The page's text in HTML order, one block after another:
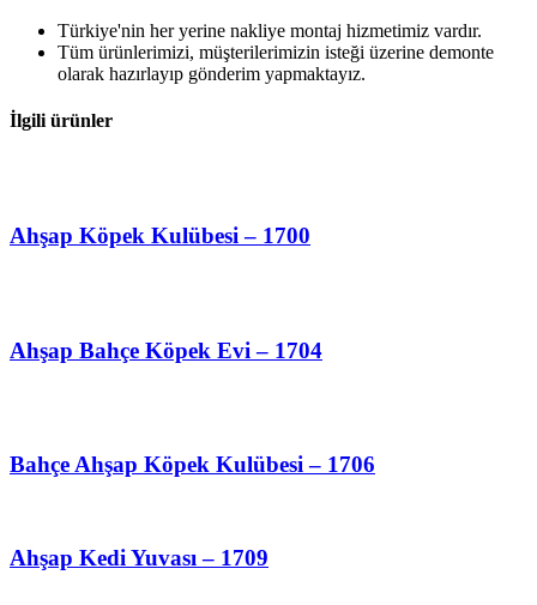
Türkiye'nin her yerine nakliye montaj hizmetimiz vardır.
Tüm ürünlerimizi, müşterilerimizin isteği üzerine demonte
olarak hazırlayıp gönderim yapmaktayız.
İlgili ürünler
Ahşap Köpek Kulübesi – 1700
Ahşap Bahçe Köpek Evi – 1704
Bahçe Ahşap Köpek Kulübesi – 1706
Ahşap Kedi Yuvası – 1709